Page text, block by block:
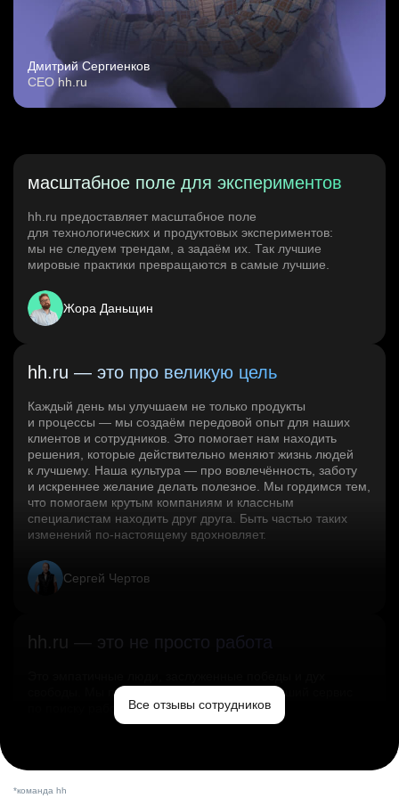
Дмитрий Сергиенков
CEO hh.ru
масштабное поле для экспериментов
hh.ru предоставляет масштабное поле
для технологических и продуктовых экспериментов:
мы не следуем трендам, а задаём их. Так лучшие
мировые практики превращаются в самые лучшие.
Жора Даньщин
hh.ru — это про великую цель
Каждый день мы улучшаем не только продукты
и процессы — мы создаём передовой опыт для наших
клиентов и сотрудников. Это помогает нам находить
решения, которые действительно меняют жизнь людей
к лучшему. Наша культура — про вовлечённость, заботу
и искреннее желание делать полезное. Мы гордимся тем,
что помогаем крутым компаниям и классным
специалистам находить друг друга. Быть частью таких
изменений по‑настоящему вдохновляет.
Сергей Чертов
hh.ru — это не просто работа
свободы. Мы помогаем миру и создаём лучший сервис
по поиску работы в стране.Все отзывы сотрудников
*команда hh